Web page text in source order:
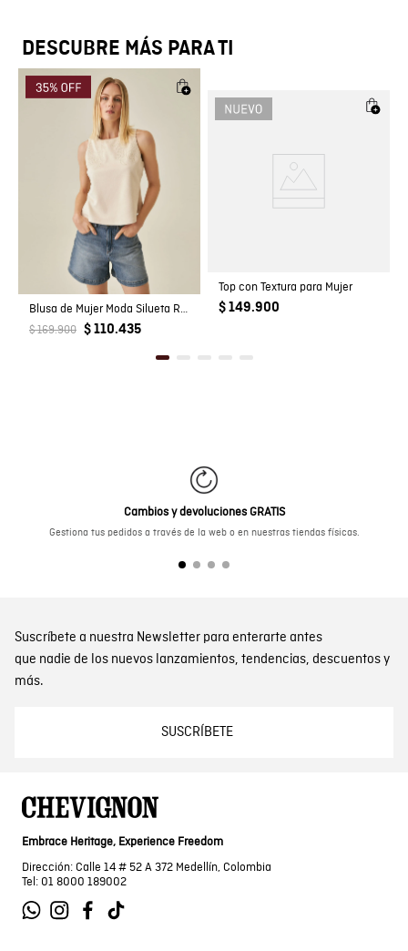
DESCUBRE MÁS PARA TI
Blusa de Mujer Moda Silueta Recta Manga Sisa con Bordados Tela Suede en Mezcla de Poliéster
$ 169.900 $ 110.435
Top con Textura para Mujer
$ 149.900
Cambios y devoluciones GRATIS
Gestiona tus pedidos a través de la web o en nuestras tiendas físicas.
Suscríbete a nuestra Newsletter para enterarte antes
que nadie de los nuevos lanzamientos, tendencias, descuentos y
más.
SUSCRÍBETE
Embrace Heritage, Experience Freedom
Dirección: Calle 14 # 52 A 372 Medellín, Colombia
Tel: 01 8000 189002